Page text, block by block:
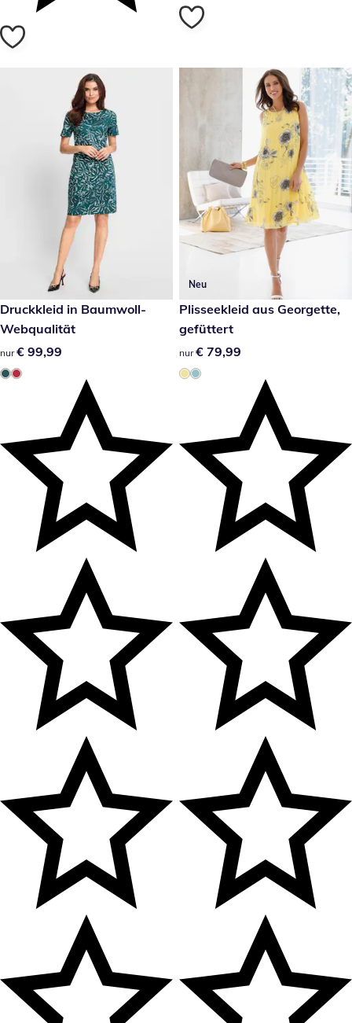
€ 99,99
Druckkleid in Baumwoll-
Webqualität
€ 99,99
nur € 99,99
Neu
€ 79,99
Plisseekleid aus Georgette,
gefüttert
€ 79,99
nur € 79,99